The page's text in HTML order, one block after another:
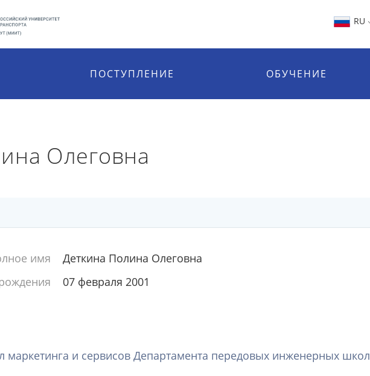
RU
ПОСТУПЛЕНИЕ ОБУЧЕНИЕ
Олеговна
имя
Деткина Полина Олеговна
07 февраля 2001
маркетинга и сервисов Департамента передовых инженерных школ